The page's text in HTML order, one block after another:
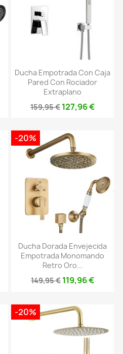
Ducha Empotrada Con Caja
Pared Con Rociador
Extraplano
159,95 € 127,96 €
Ducha Dorada Envejecida
Empotrada Monomando
Retro Oro...
149,95 € 119,96 €
-20%
-20%